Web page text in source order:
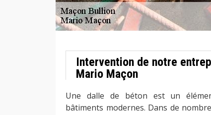
Intervention de notre
Mario Maçon
Une dalle de béton est un
bâtiments modernes. Dans de